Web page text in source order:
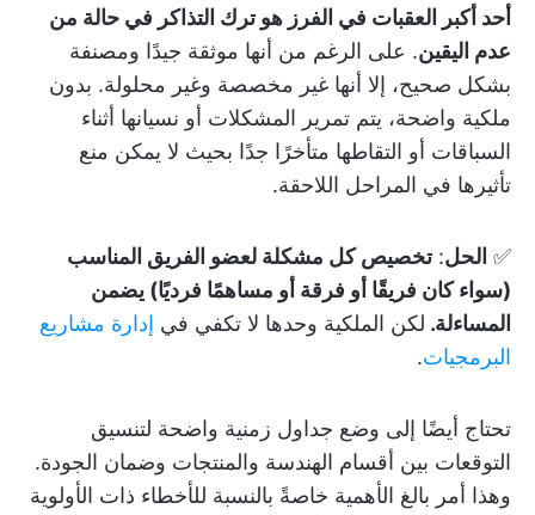
أحد أكبر العقبات في الفرز هو ترك التذاكر في حالة من
عدم اليقين. على الرغم من أنها موثقة جيدًا ومصنفة
بشكل صحيح، إلا أنها غير مخصصة وغير محلولة. بدون
ملكية واضحة، يتم تمرير المشكلات أو نسيانها أثناء
السباقات أو التقاطها متأخرًا جدًا بحيث لا يمكن منع
تأثيرها في المراحل اللاحقة.
✅ الحل:تخصيص كل مشكلة لعضو الفريق المناسب
(سواء كان فريقًا أو فرقة أو مساهمًا فرديًا) يضمن
المساءلة. لكن الملكية وحدها لا تكفي في إدارة مشاريع
البرمجيات.
تحتاج أيضًا إلى وضع جداول زمنية واضحة لتنسيق
التوقعات بين أقسام الهندسة والمنتجات وضمان الجودة.
وهذا أمر بالغ الأهمية خاصةً بالنسبة للأخطاء ذات الأولوية